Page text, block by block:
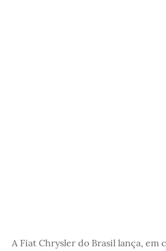
A Fiat Chrysler do Brasil lança, em